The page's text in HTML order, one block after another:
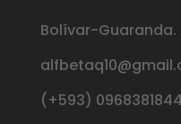
Bolívar-Guaranda.
(+593)